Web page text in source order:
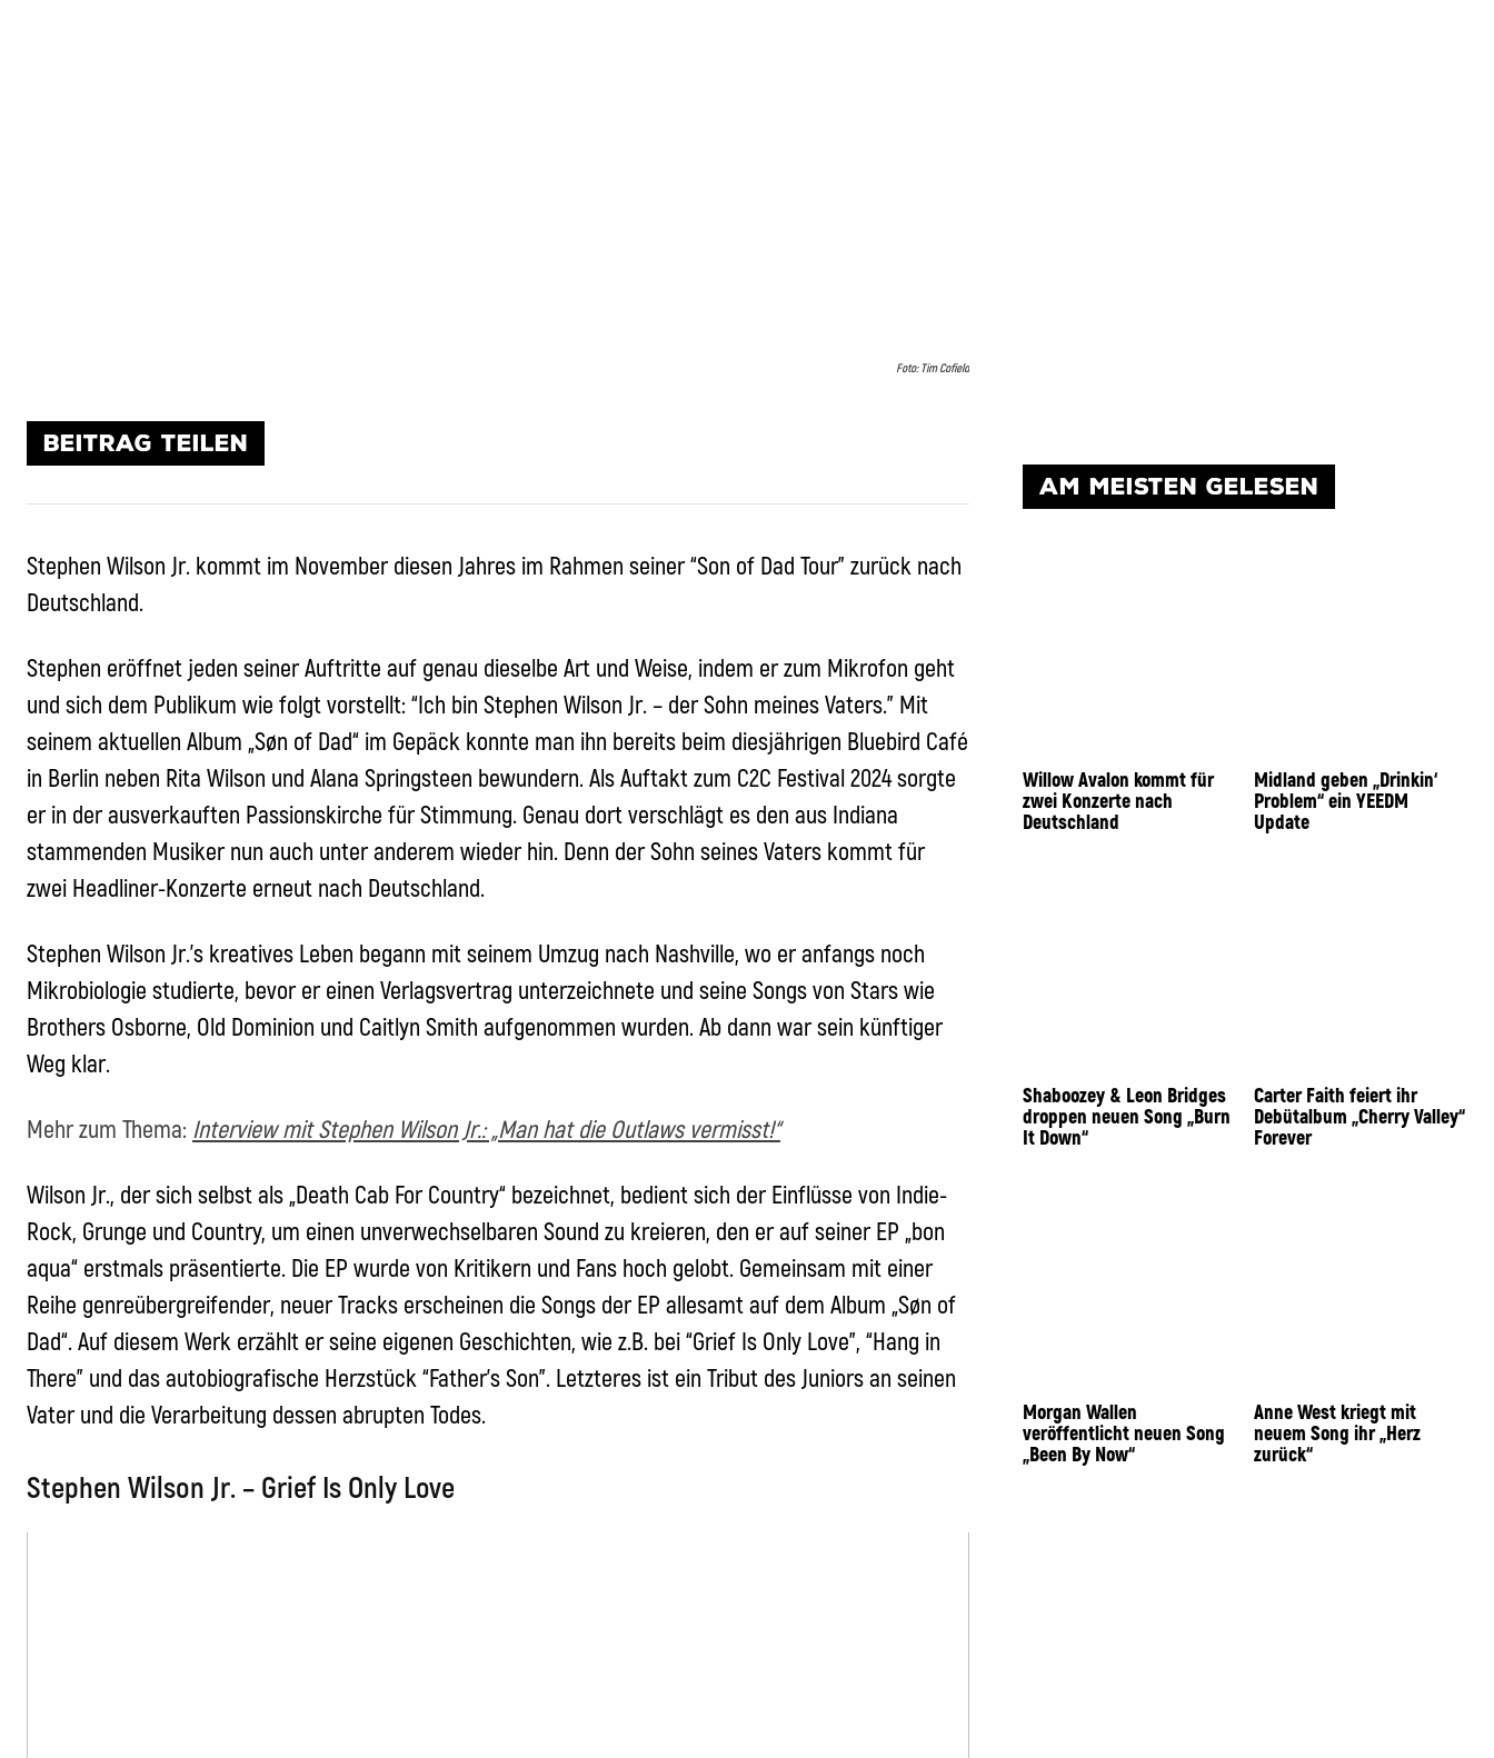
Foto: Tim Cofield
BEITRAG TEILEN
Stephen Wilson Jr. kommt im November diesen Jahres im Rahmen seiner “Son of Dad Tour” zurück nach
Deutschland.
Stephen eröffnet jeden seiner Auftritte auf genau dieselbe Art und Weise, indem er zum Mikrofon geht
und sich dem Publikum wie folgt vorstellt: “Ich bin Stephen Wilson Jr. – der Sohn meines Vaters.” Mit
seinem aktuellen Album „Søn of Dad“ im Gepäck konnte man ihn bereits beim diesjährigen Bluebird Café
in Berlin neben Rita Wilson und Alana Springsteen bewundern. Als Auftakt zum C2C Festival 2024 sorgte
er in der ausverkauften Passionskirche für Stimmung. Genau dort verschlägt es den aus Indiana
stammenden Musiker nun auch unter anderem wieder hin. Denn der Sohn seines Vaters kommt für
zwei Headliner-Konzerte erneut nach Deutschland.
Stephen Wilson Jr.’s kreatives Leben begann mit seinem Umzug nach Nashville, wo er anfangs noch
Mikrobiologie studierte, bevor er einen Verlagsvertrag unterzeichnete und seine Songs von Stars wie
Brothers Osborne, Old Dominion und Caitlyn Smith aufgenommen wurden. Ab dann war sein künftiger
Weg klar.
Mehr zum Thema: Interview mit Stephen Wilson Jr.: „Man hat die Outlaws vermisst!“
Wilson Jr., der sich selbst als „Death Cab For Country“ bezeichnet, bedient sich der Einflüsse von Indie-
Rock, Grunge und Country, um einen unverwechselbaren Sound zu kreieren, den er auf seiner EP „bon
aqua“ erstmals präsentierte. Die EP wurde von Kritikern und Fans hoch gelobt. Gemeinsam mit einer
Reihe genreübergreifender, neuer Tracks erscheinen die Songs der EP allesamt auf dem Album „Søn of
Dad“. Auf diesem Werk erzählt er seine eigenen Geschichten, wie z.B. bei “Grief Is Only Love”, “Hang in
There” und das autobiografische Herzstück “Father’s Son”. Letzteres ist ein Tribut des Juniors an seinen
Vater und die Verarbeitung dessen abrupten Todes.
Stephen Wilson Jr. – Grief Is Only Love
AM MEISTEN GELESEN
Willow Avalon kommt für
zwei Konzerte nach
Deutschland
Midland geben „Drinkin‘
Problem“ ein YEEDM
Update
Shaboozey & Leon Bridges
droppen neuen Song „Burn
It Down“
Carter Faith feiert ihr
Debütalbum „Cherry Valley“
Forever
Morgan Wallen
veröffentlicht neuen Song
„Been By Now“
Anne West kriegt mit
neuem Song ihr „Herz
zurück“